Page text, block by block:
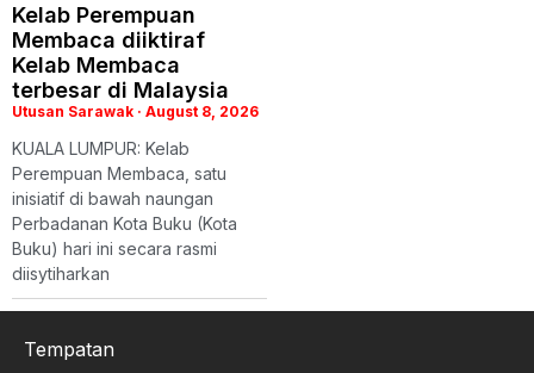
Kelab Perempuan
Membaca diiktiraf
Kelab Membaca
terbesar di Malaysia
Utusan Sarawak August 8, 2026
KUALA LUMPUR: Kelab
Perempuan Membaca, satu
inisiatif di bawah naungan
Perbadanan Kota Buku (Kota
Buku) hari ini secara rasmi
diisytiharkan
Tempatan